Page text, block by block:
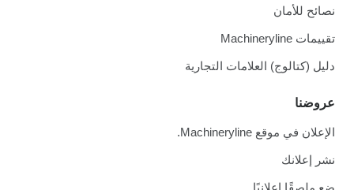
نصائح للأمان
تقييمات Machineryline
دليل (كتالوج) العلامات التجارية
عروضنا
الإعلان في موقع Machineryline.
نشر إعلانك
ضع ملصقًا إعلانيًا